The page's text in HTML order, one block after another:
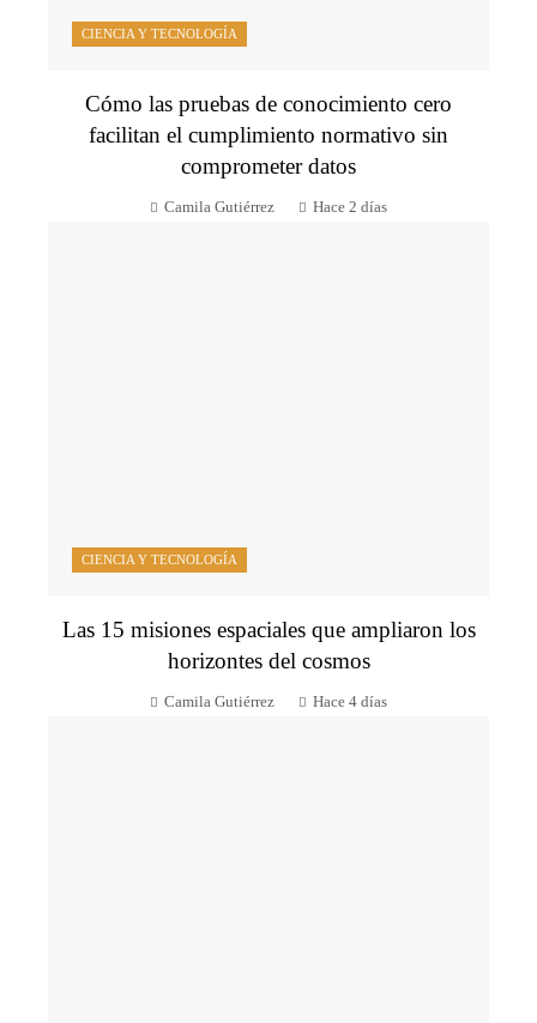
CIENCIA Y TECNOLOGÍA
Cómo las pruebas de conocimiento cero
facilitan el cumplimiento normativo sin
comprometer datos
Camila Gutiérrez Hace 2 días
CIENCIA Y TECNOLOGÍA
Las 15 misiones espaciales que ampliaron los
horizontes del cosmos
Camila Gutiérrez Hace 4 días